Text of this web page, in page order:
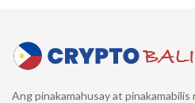
Ang pinakamahusay at pinakamabilis